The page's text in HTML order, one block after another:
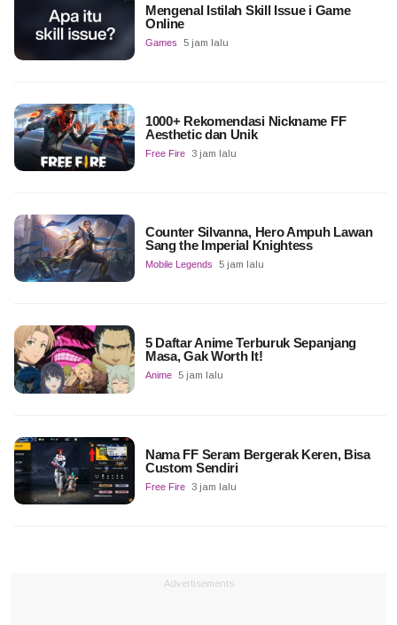
Mengenal Istilah Skill Issue i Game
Online
Games 5 jam lalu
1000+ Rekomendasi Nickname FF
Aesthetic dan Unik
Free Fire 3 jam lalu
Counter Silvanna, Hero Ampuh Lawan
Sang the Imperial Knightess
Mobile Legends 5 jam lalu
5 Daftar Anime Terburuk Sepanjang
Masa, Gak Worth It!
Anime 5 jam lalu
Nama FF Seram Bergerak Keren, Bisa
Custom Sendiri
Free Fire 3 jam lalu
Advertisements